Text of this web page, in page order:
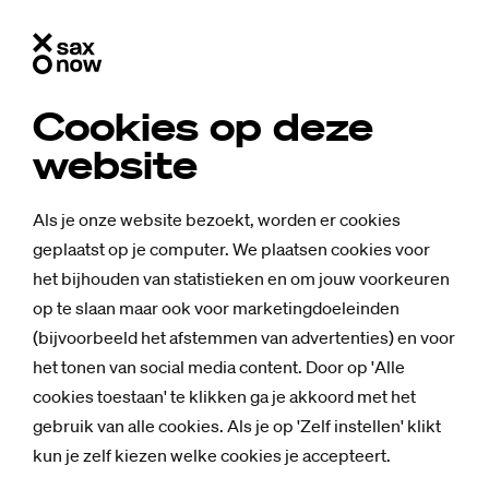
Cookies op deze
website
Als je onze website bezoekt, worden er cookies
geplaatst op je computer. We plaatsen cookies voor
het bijhouden van statistieken en om jouw voorkeuren
op te slaan maar ook voor marketingdoeleinden
(bijvoorbeeld het afstemmen van advertenties) en voor
het tonen van social media content. Door op 'Alle
cookies toestaan' te klikken ga je akkoord met het
gebruik van alle cookies. Als je op 'Zelf instellen' klikt
kun je zelf kiezen welke cookies je accepteert.
Achtergrond